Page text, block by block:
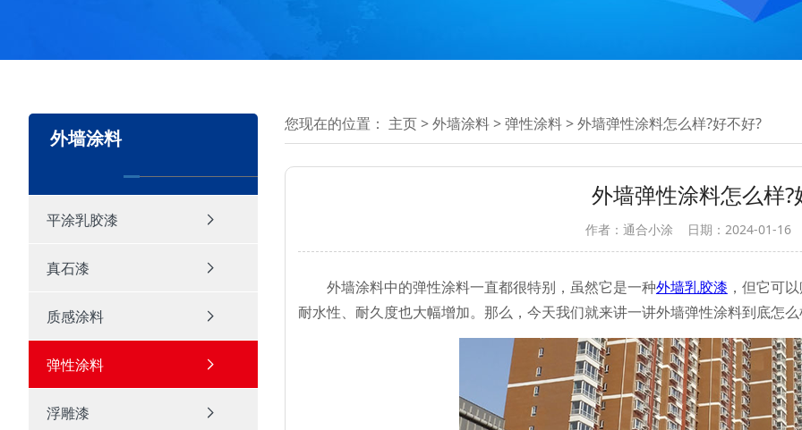
外墙涂料
平涂乳胶漆
真石漆
质感涂料
弹性涂料
浮雕漆
您现在的位置： 主页>外墙涂料>弹性涂料> 外墙弹性涂料怎么样?好不好?
外墙弹性涂料怎么样?
作者：通合小涂 日期：2024-01-
外墙涂料中的弹性涂料一直都很特别，虽然它是一种外墙乳胶漆 ，但它可
耐水性、耐久度也大幅增加。那么，今天我们就来讲一讲外墙弹性涂料到底怎么